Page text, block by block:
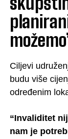
Ciljevi
budu više
određenim
“Invaliditet
nam je